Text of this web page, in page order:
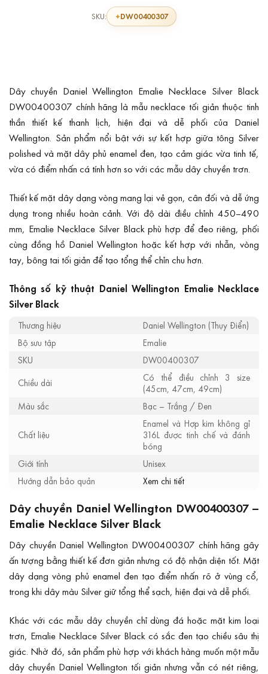
SKU: DW00400307
Dây chuyền Daniel Wellington Emalie Necklace Silver Black
DW00400307 chính hãng là mẫu necklace tối giản thuộc tinh
thần thiết kế thanh lịch, hiện đại và dễ phối của Daniel
Wellington. Sản phẩm nổi bật với sự kết hợp giữa tông Silver
polished và mặt dây phủ enamel đen, tạo cảm giác vừa tinh tế,
vừa có điểm nhấn cá tính hơn so với các mẫu dây chuyền trơn.
Thiết kế mặt dây dạng vòng mang lại vẻ gọn, cân đối và dễ ứng
dụng trong nhiều hoàn cảnh. Với độ dài điều chỉnh 450–490
mm, Emalie Necklace Silver Black phù hợp để đeo riêng, phối
cùng đồng hồ Daniel Wellington hoặc kết hợp với nhẫn, vòng
tay, bông tai tối giản để tạo tổng thể chỉn chu hơn.
Thông số kỹ thuật Daniel Wellington Emalie Necklace
Silver Black
Thương hiệu
Daniel Wellington (Thụy Điển)
Bộ sưu tập
Emalie
SKU
DW00400307
Chiều dài
Có thể điều chỉnh 3 size
(45cm, 47cm, 49cm)
Màu sắc
Bạc – Trắng / Đen
Chất liệu
Enamel và Hợp kim không gỉ
316L được tinh chế và đánh
bóng
Giới tính
Unisex
Hướng dẫn bảo quản
Xem chi tiết
Dây chuyền Daniel Wellington DW00400307 –
Emalie Necklace Silver Black
Dây chuyền Daniel Wellington DW00400307 chính hãng gây
ấn tượng bằng thiết kế đơn giản nhưng có độ nhận diện tốt. Mặt
dây dạng vòng phủ enamel đen tạo điểm nhấn rõ ở vùng cổ,
trong khi dây màu Silver giữ tổng thể sạch, hiện đại và dễ phối.
Khác với các mẫu dây chuyền chỉ dùng đá hoặc mặt kim loại
trơn, Emalie Necklace Silver Black có sắc đen tạo chiều sâu thị
giác. Nhờ đó, sản phẩm phù hợp với khách hàng muốn một mẫu
dây chuyền Daniel Wellington tối giản nhưng vẫn có nét riêng,